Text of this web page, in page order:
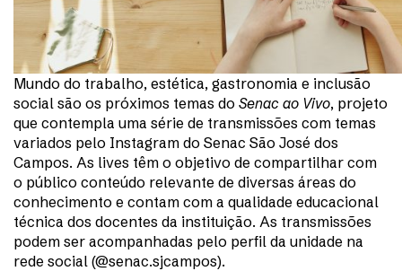
Mundo do trabalho, estética, gastronomia e inclusão
social são os próximos temas do Senac ao Vivo, projeto
que contempla uma série de transmissões com temas
variados pelo Instagram do Senac São José dos
Campos. As lives têm o objetivo de compartilhar com
o público conteúdo relevante de diversas áreas do
conhecimento e contam com a qualidade educacional
técnica dos docentes da instituição. As transmissões
podem ser acompanhadas pelo perfil da unidade na
rede social (@senac.sjcampos).